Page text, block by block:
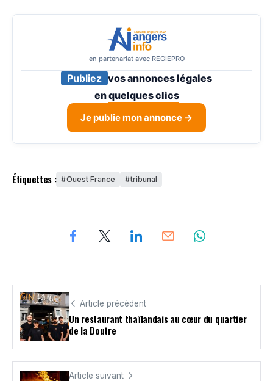
en partenariat avec REGIEPRO
Publiez vos annonces légales
enquelques clics
Je publie mon annonce →
Étiquettes : Ouest France tribunal
Article précédent
Un restaurant thaïlandais au cœur du quartier
de la Doutre
Article suivant